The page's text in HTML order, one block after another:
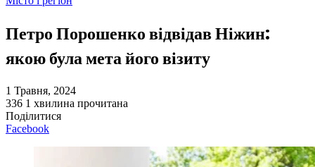
Петро Порошенко відвідав Ніжин:
якою була мета його візиту
1 Травня, 2024
336 1 хвилина прочитана
Поділитися
Facebook